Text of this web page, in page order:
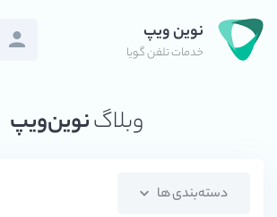
نوین ویپ
خدمات تلفن گویا
وبلاگنوین‌ویپ
دسته‌بندی ها